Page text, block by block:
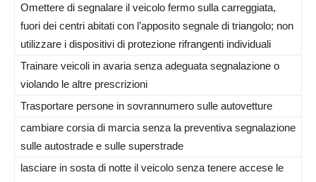
Omettere di segnalare il veicolo fermo sulla carreggiata,
fuori dei centri abitati con l’apposito segnale di triangolo; non
utilizzare i dispositivi di protezione rifrangenti individuali
Trainare veicoli in avaria senza adeguata segnalazione o
violando le altre prescrizioni
Trasportare persone in sovrannumero sulle autovetture
cambiare corsia di marcia senza la preventiva segnalazione
sulle autostrade e sulle superstrade
lasciare in sosta di notte il veicolo senza tenere accese le